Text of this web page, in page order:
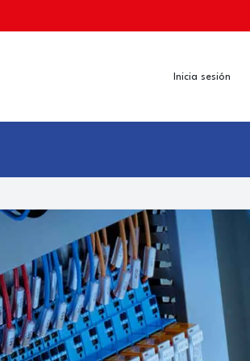
Inicia sesión